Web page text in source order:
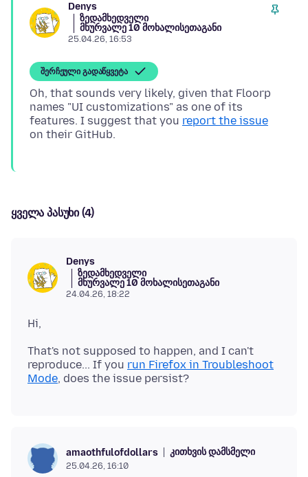
Denys
ზედამხედველი
მხურვალე 10 მოხალისეთაგანი
25.04.26, 16:53
შერჩეული გადაწყვეტა
Oh, that sounds very likely, given that Floorp
names "UI customizations" as one of its
features. I suggest that you report the issue
ყველა პასუხი (4)
Denys
ზედამხედველი
მხურვალე 10 მოხალისეთაგანი
24.04.26, 18:22
That's not supposed to happen, and I can't
reproduce... If you run Firefox in Troubleshoot
Mode
amaothfulofdollars კითხვის დამსმელი
25.04.26, 16:10